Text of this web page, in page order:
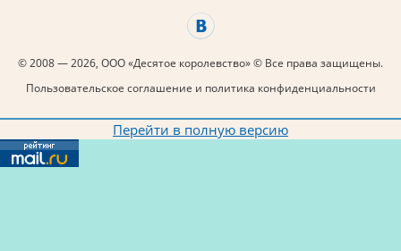
© 2008 — 2026, ООО «Десятое королевство» © Все права защищены.
Пользовательское соглашение и политика конфиденциальности
Перейти в полную версию